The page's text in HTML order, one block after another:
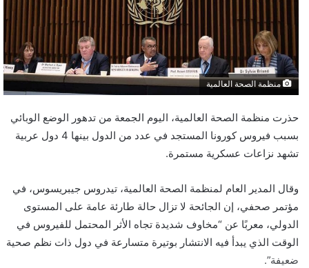
منظمة الصحة العالمية
حذرت منظمة الصحة العالمية، اليوم الجمعة من تدهور الوضع الوبائي
بسبب فيروس كورونا المستجد في عدد من الدول بينها 4 دول عربية
تشهد نزاعات عسكرية مستمرة.
وقال المدير العام لمنظمة الصحة العالمية، تيدروس جيبريسوس، في
مؤتمر صحفي، إن الجائحة لا تزال حالة طارئة عامة على المستوى
الدولي، معربًا عن “مخاوف شديدة تجاه الأثر المحتمل للفيروس في
الوقت الذي يبدأ فيه الانتشار بوتيرة متسارعة في دول ذات نظم صحية
ضعيفة”.